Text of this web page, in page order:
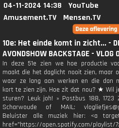
04-11-2024 14:38
YouTube
Amusement.TV
Mensen.TV
10e: Het einde komt in zicht... -
AVONDSHOW BACKSTAGE - VLOG
In deze 51e zien we hoe productie
maakt die het daglicht nooit zien, maar
waar ze lang aan werken en die dan
kort te zien zijn. Hoe zit dat nou? ★ Wil
sturen? Leuk joh! » Postbus 188, 1723
Scharwoude of MAIL:
Beluister alle muziek hier: <a
href="https://open.spotify.com/playlist/